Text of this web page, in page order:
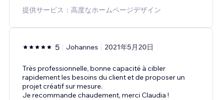
提供サービス：高度なホームページデザイン
5 Johannes 2021年5月20日
Très professionnelle, bonne capacité à cibler
rapidement les besoins du client et de proposer un
projet créatif sur mesure.
Je recommande chaudement, merci Claudia !